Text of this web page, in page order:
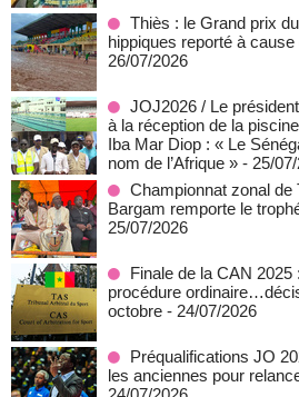
Thiès : le Grand prix
hippiques reporté à
26/07/2026
JOJ2026 / Le
à la réception de la
Iba Mar Diop : « Le
nom de l’Afrique » - 25/
Championnat zonal
Bargam remporte le
25/07/2026
Finale de la CAN 2025
procédure
octobre - 24/07/2026
Préqualifications JO
les anciennes pour